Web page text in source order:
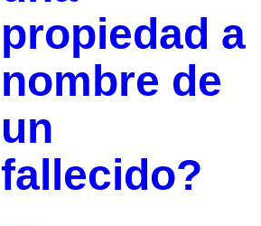
propiedad a
nombre de
un
fallecido?